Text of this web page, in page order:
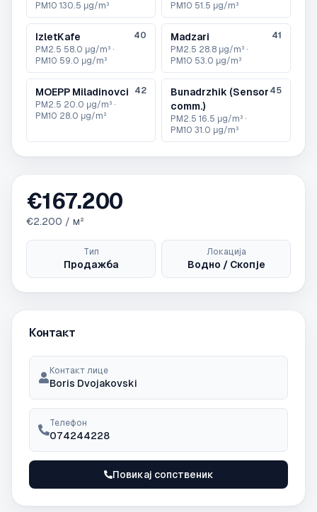
PM10 130.5 μg/m³
PM10 51.5 μg/m³
IzletKafe
PM2.5 58.0 μg/m³ ·
PM10 59.0 μg/m³
40 Madzari
PM2.5 28.8 μg/m³ ·
PM10 53.0 μg/m³
41
MOEPP Miladinovci
PM2.5 20.0 μg/m³ ·
PM10 28.0 μg/m³
42
Bunadrzhik (Sensor
comm.)
PM2.5 16.5 μg/m³ ·
PM10 31.0 μg/m³
45
€167.200
€2.200 / м²
Тип
Продажба
Локација
Водно / Скопје
Контакт
Контакт лице
Boris Dvojakovski
Телефон
074244228
Повикај сопственик